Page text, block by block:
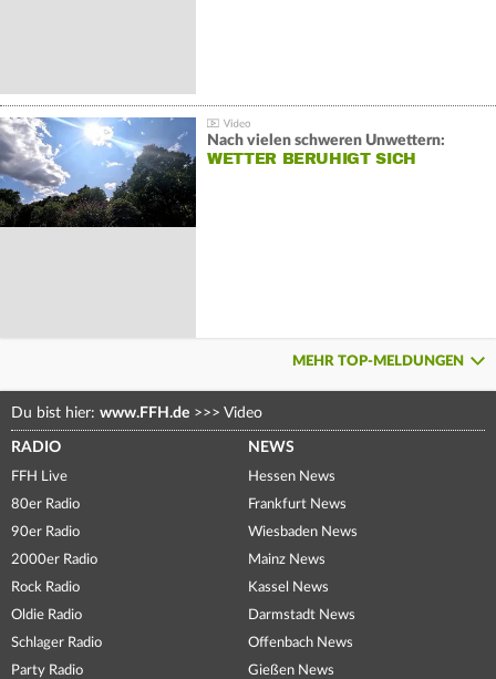
Nach vielen schweren Unwettern:
WETTER BERUHIGT SICH
MEHR TOP-MELDUNGEN
Du bist hier: www.FFH.de >>> Video
RADIO
FFH Live
80er Radio
90er Radio
2000er Radio
Rock Radio
Oldie Radio
Schlager Radio
Party Radio
NEWS
Hessen News
Frankfurt News
Wiesbaden News
Mainz News
Kassel News
Darmstadt News
Offenbach News
Gießen News